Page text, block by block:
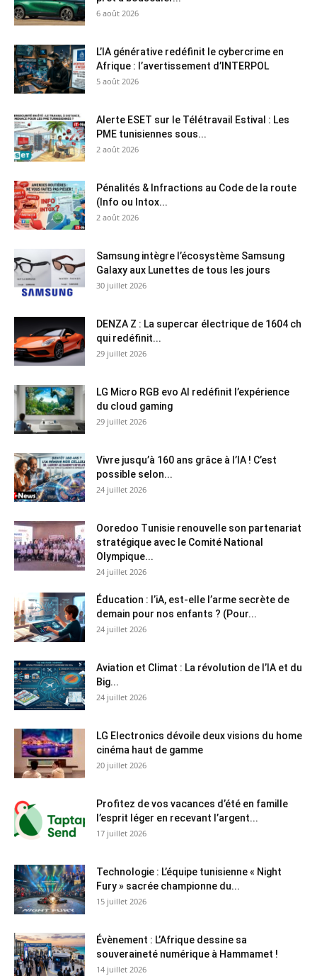
6 août 2026
L’IA générative redéfinit le cybercrime en
Afrique : l’avertissement d’INTERPOL
5 août 2026
Alerte ESET sur le Télétravail Estival : Les
PME tunisiennes sous...
2 août 2026
Pénalités & Infractions au Code de la route
(Info ou Intox...
2 août 2026
Samsung intègre l’écosystème Samsung
Galaxy aux Lunettes de tous les jours
30 juillet 2026
DENZA Z : La supercar électrique de 1604 ch
qui redéfinit...
29 juillet 2026
LG Micro RGB evo AI redéfinit l’expérience
du cloud gaming
29 juillet 2026
Vivre jusqu’à 160 ans grâce à l’IA ! C’est
possible selon...
24 juillet 2026
Ooredoo Tunisie renouvelle son partenariat
stratégique avec le Comité National
Olympique...
24 juillet 2026
Éducation : l’iA, est-elle l’arme secrète de
demain pour nos enfants ? (Pour...
24 juillet 2026
Aviation et Climat : La révolution de l’IA et du
Big...
24 juillet 2026
LG Electronics dévoile deux visions du home
cinéma haut de gamme
20 juillet 2026
Profitez de vos vacances d’été en famille
l’esprit léger en recevant l’argent...
17 juillet 2026
Technologie : L’équipe tunisienne « Night
Fury » sacrée championne du...
15 juillet 2026
Évènement : L’Afrique dessine sa
souveraineté numérique à Hammamet !
14 juillet 2026